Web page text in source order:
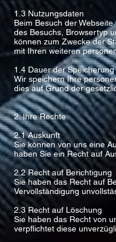
1.3 Nutzungsdaten
Beim Besuch der
des Besuchs, Browsertyp
können zum Zwecke der
mit Ihren weiteren
1.4 Dauer der Speicherung
Wir speichern Ihre
dies auf Grund der
2. Ihre Rechte
2.1 Auskunft
Sie können von uns eine
haben Sie ein Recht auf
2.2 Recht auf Berichtigung
Sie haben das Recht auf
Vervollständigung
2.3 Recht auf Löschung
Sie haben das Recht von
verpflichtet diese